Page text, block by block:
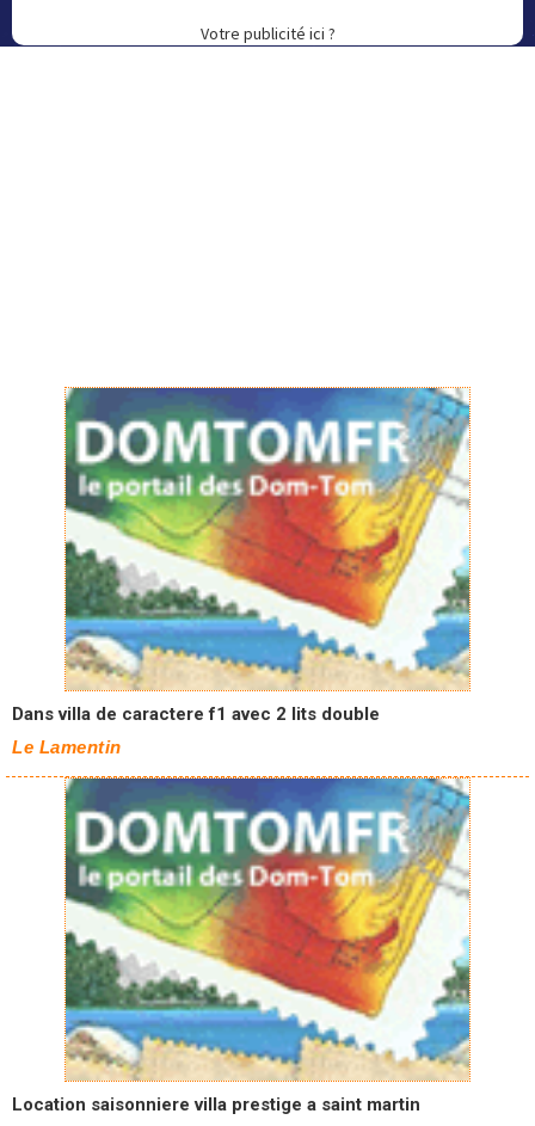
Votre publicité ici ?
Dans villa de caractere f1 avec 2 lits double
Le Lamentin
Location saisonniere villa prestige a saint martin